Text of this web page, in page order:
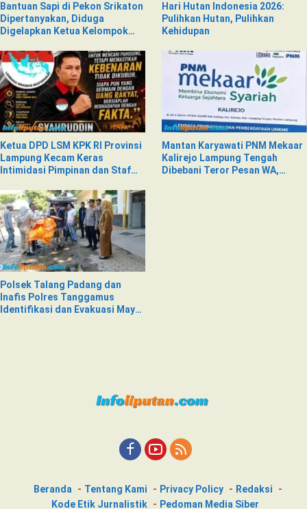
Bantuan Sapi di Pekon Srikaton
Dipertanyakan, Diduga
Digelapkan Ketua Kelompok
Hari Hutan Indonesia 2026:
Pulihkan Hutan, Pulihkan
Kehidupan
Ketua DPD LSM KPK RI Provinsi
Lampung Kecam Keras
Intimidasi Pimpinan dan Staf
Nad
Mantan Karyawati PNM Mekaar
Kalirejo Lampung Tengah
Dibebani Teror Pesan WA,
Polsek Talang Padang dan
Inafis Polres Tanggamus
Identifikasi dan Evakuasi Mayat
Beranda Tentang Kami Privacy Policy
Redaksi
Kode Etik Jurnalistik
Pedoman Media Siber